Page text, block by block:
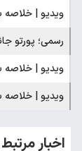
ویدیو | خلاصه بازی
رسمی؛ پورتو
ویدیو | خلاصه بازی
ویدیو | خلاصه بازی